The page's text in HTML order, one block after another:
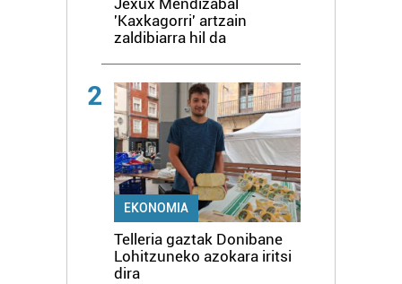
'Kaxkagorri' artzain
zaldibiarra hil da
2
EKONOMIA
Telleria gaztak Donibane
Lohitzuneko azokara iritsi
dira